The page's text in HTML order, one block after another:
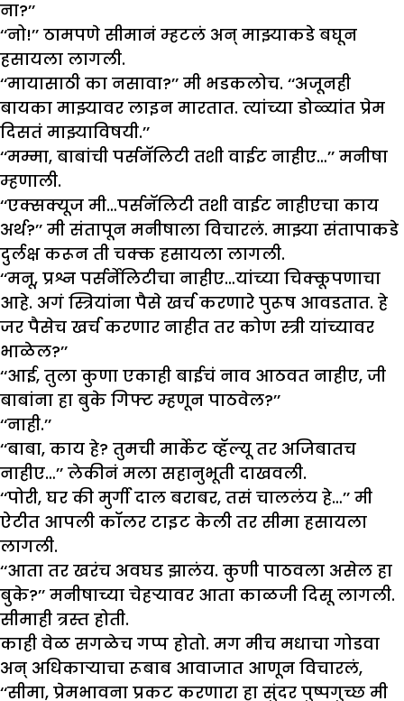
ना?’’
‘‘नो!’’ ठामपणे सीमानं म्हटलं अन् माझ्याकडे बघून
हसायला लागली.
‘‘मायासाठी का नसावा?’’ मी भडकलोच. ‘‘अजूनही
बायका माझ्यावर लाइन मारतात. त्यांच्या डोळ्यांत प्रेम
दिसतं माझ्याविषयी.’’
‘‘मम्मा, बाबांची पर्सनॅलिटी तशी वाईट नाहीए…’’ मनीषा
म्हणाली.
‘‘एक्सक्यूज मी…पर्सनॅलिटी तशी वाईट नाहीएचा काय
अर्थ?’’ मी संतापून मनीषाला विचारलं. माझ्या संतापाकडे
दुर्लक्ष करून ती चक्क हसायला लागली.
‘‘मनू, प्रश्न पर्सर्नेलिटीचा नाहीए…यांच्या चिक्कूपणाचा
आहे. अगं स्त्रियांना पैसे खर्च करणारे पुरूष आवडतात. हे
जर पैसेच खर्च करणार नाहीत तर कोण स्त्री यांच्यावर
भाळेल?’’
‘‘आई, तुला कुणा एकाही बाईचं नाव आठवत नाहीए, जी
बाबांना हा बुके गिफ्ट म्हणून पाठवेल?’’
‘‘नाही.’’
‘‘बाबा, काय हे? तुमची मार्केट व्हॅल्यू तर अजिबातच
नाहीए…’’ लेकीनं मला सहानुभूती दाखवली.
‘‘पोरी, घर की मुर्गी दाल बराबर, तसं चाललंय हे…’’ मी
ऐटीत आपली कॉलर टाइट केली तर सीमा हसायला
लागली.
‘‘आता तर खरंच अवघड झालंय. कुणी पाठवला असेल हा
बुके?’’ मनीषाच्या चेहऱ्यावर आता काळजी दिसू लागली.
सीमाही त्रस्त होती.
काही वेळ सगळेच गप्प होतो. मग मीच मधाचा गोडवा
अन् अधिकाऱ्याचा रूबाब आवाजात आणून विचारलं,
‘‘सीमा, प्रेमभावना प्रकट करणारा हा सुंदर पुष्पगुच्छ मी